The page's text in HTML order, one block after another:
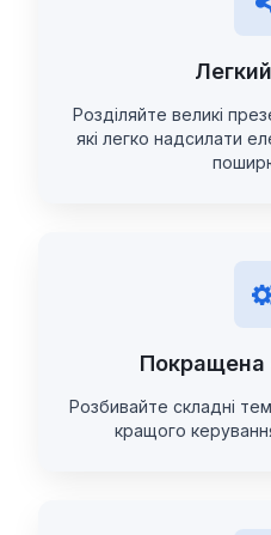
Розділяйте великі
які легко надсилати
Покращена
Розбивайте складні
кращого